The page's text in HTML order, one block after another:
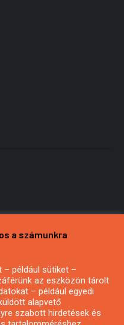
hírlevél
a számunkra
– például sütiket –
az eszközön tárolt
– például egyedi
alapvető
szabott hirdetések és